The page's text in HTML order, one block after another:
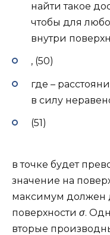
найти такое
чтобы для
внутри
, (50)
где –
в силу
(51)
в точке будет
значение на
максимум должен
поверхности σ.
вторые